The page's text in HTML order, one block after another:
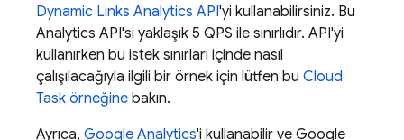
Dynamic Links Analytics API'yi kullanabilirsiniz. Bu
Analytics API'si yaklaşık 5 QPS ile sınırlıdır. API'yi
kullanırken bu istek sınırları içinde nasıl
çalışılacağıyla ilgili bir örnek için lütfen bu Cloud
Task örneğine bakın.
Ayrıca, Google Analytics'i kullanabilir ve Google